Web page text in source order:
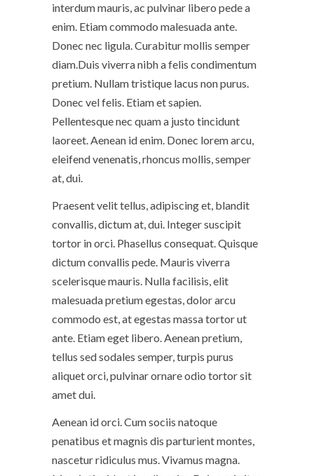
interdum mauris, ac pulvinar libero pede a
enim. Etiam commodo malesuada ante.
Donec nec ligula. Curabitur mollis semper
diam.Duis viverra nibh a felis condimentum
pretium. Nullam tristique lacus non purus.
Donec vel felis. Etiam et sapien.
Pellentesque nec quam a justo tincidunt
laoreet. Aenean id enim. Donec lorem arcu,
eleifend venenatis, rhoncus mollis, semper
at, dui.
Praesent velit tellus, adipiscing et, blandit
convallis, dictum at, dui. Integer suscipit
tortor in orci. Phasellus consequat. Quisque
dictum convallis pede. Mauris viverra
scelerisque mauris. Nulla facilisis, elit
malesuada pretium egestas, dolor arcu
commodo est, at egestas massa tortor ut
ante. Etiam eget libero. Aenean pretium,
tellus sed sodales semper, turpis purus
aliquet orci, pulvinar ornare odio tortor sit
amet dui.
Aenean id orci. Cum sociis natoque
penatibus et magnis dis parturient montes,
nascetur ridiculus mus. Vivamus magna.